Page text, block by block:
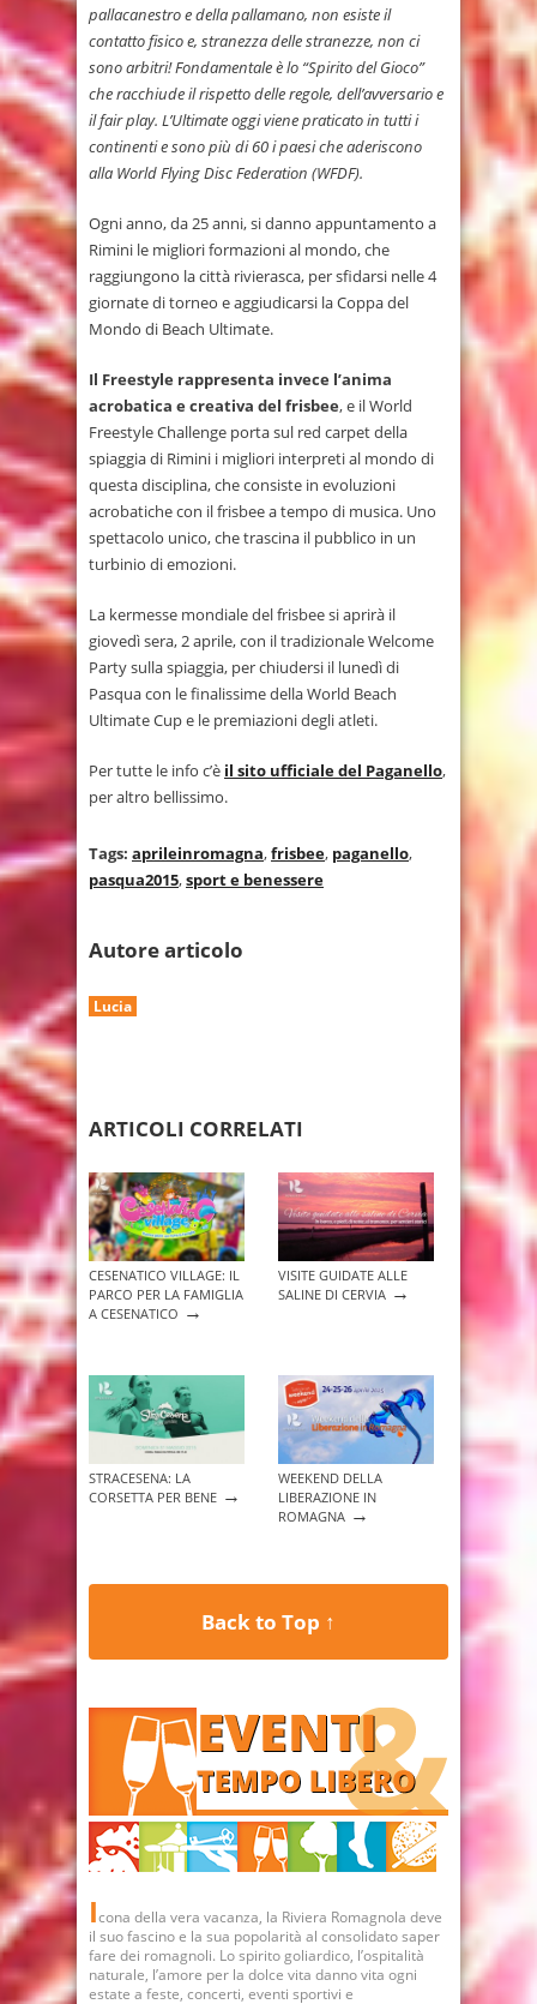
pallacanestro e della pallamano, non esiste il
contatto fisico e, stranezza delle stranezze, non ci
sono arbitri! Fondamentale è lo “Spirito del Gioco”
che racchiude il rispetto delle regole, dell’avversario e
il fair play. L’Ultimate oggi viene praticato in tutti i
continenti e sono più di 60 i paesi che aderiscono
alla World Flying Disc Federation (WFDF).
Ogni anno, da 25 anni, si danno appuntamento a
Rimini le migliori formazioni al mondo, che
raggiungono la città rivierasca, per sfidarsi nelle 4
giornate di torneo e aggiudicarsi la Coppa del
Mondo di Beach Ultimate.
Il Freestyle rappresenta invece l’anima
acrobatica e creativa del frisbee, e il World
Freestyle Challenge porta sul red carpet della
spiaggia di Rimini i migliori interpreti al mondo di
questa disciplina, che consiste in evoluzioni
acrobatiche con il frisbee a tempo di musica. Uno
spettacolo unico, che trascina il pubblico in un
turbinio di emozioni.
La kermesse mondiale del frisbee si aprirà il
giovedì sera, 2 aprile, con il tradizionale Welcome
Party sulla spiaggia, per chiudersi il lunedì di
Pasqua con le finalissime della World Beach
Ultimate Cup e le premiazioni degli atleti.
Per tutte le info c’è il sito ufficiale del Paganello,
per altro bellissimo.
Tags: aprileinromagna,frisbee, paganello,
pasqua2015,sport e benessere
Autore articolo
Lucia
ARTICOLI CORRELATI
CESENATICO VILLAGE: IL
PARCO PER LA FAMIGLIA
A CESENATICO →
VISITE GUIDATE ALLE
SALINE DI CERVIA →
STRACESENA: LA
CORSETTA PER BENE →
WEEKEND DELLA
LIBERAZIONE IN
ROMAGNA →
Back to Top ↑
Icona della vera vacanza, la Riviera Romagnola deve
il suo fascino e la sua popolarità al consolidato saper
fare dei romagnoli. Lo spirito goliardico, l’ospitalità
naturale, l’amore per la dolce vita danno vita ogni
estate a feste, concerti, eventi sportivi e